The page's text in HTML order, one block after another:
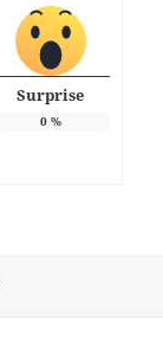
Surprise
0%